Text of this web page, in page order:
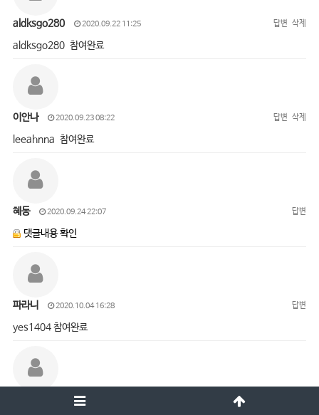
aldksgo280 2020.09.22 11:25 답변 삭제
aldksgo280 참여완료
이안나 2020.09.23 08:22 답변 삭제
leeahnna 참여완료
혜동 2020.09.24 22:07 답변
댓글내용 확인
파라니 2020.10.04 16:28 답변
yes1404 참여완료
2020.10.05 15:01